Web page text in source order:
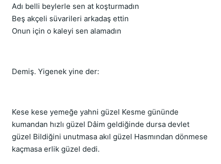
Adı belli beylerle sen at koşturmadın
Beş akçeli süvarileri arkadaş ettin
Onun için o kaleyi sen alamadın
Demiş. Yigenek yine der:
Kese kese yemeğe yahni güzel Kesme gününde
kumandan hızlı güzel Dâim geldiğinde dursa devlet
güzel Bildiğini unutmasa akıl güzel Hasmından dönmese
kaçmasa erlik güzel dedi.